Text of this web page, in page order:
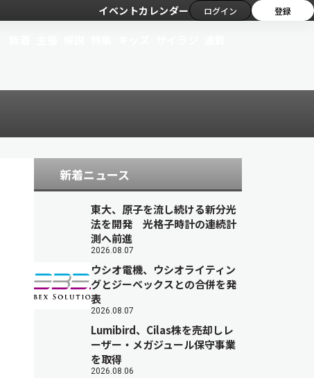
イベントカレンダー ログイン 登録
新着ニュース
東大、原子を流し続ける新分光
法を開発 光格子時計の連続計
測へ前進
2026.08.07
ウシオ電機、ウシオライティン
グとジーベックスとの合併を発
表
2026.08.07
Lumibird、Cilas株を売却しレ
ーザー・メガジュール保守事業
を取得
2026.08.06